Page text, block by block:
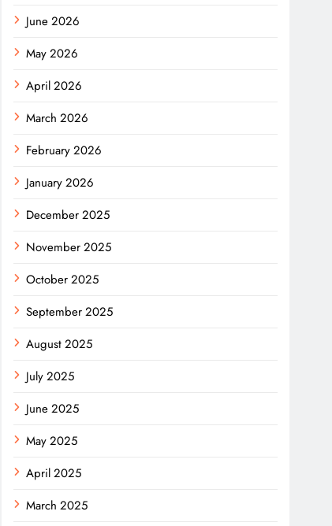
June 2026
May 2026
April 2026
March 2026
February 2026
January 2026
December 2025
November 2025
October 2025
September 2025
August 2025
July 2025
June 2025
May 2025
April 2025
March 2025